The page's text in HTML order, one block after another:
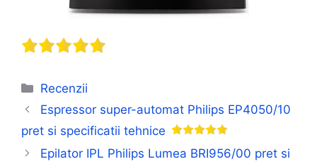
Categorii
Recenzii
Espressor super-automat Philips EP4050/10
pret si specificatii tehnice
Epilator IPL Philips Lumea BRI956/00 pret si